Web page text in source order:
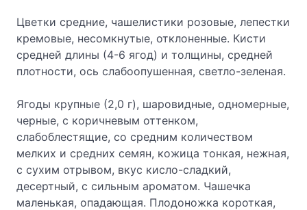
Цветки средние, чашелистики розовые, лепестки
кремовые, несомкнутые, отклоненные. Кисти
средней длины (4-6 ягод) и толщины, средней
плотности, ось слабоопушенная, светло-зеленая.
Ягоды крупные (2,0 г), шаровидные, одномерные,
черные, с коричневым оттенком,
слабоблестящие, со средним количеством
мелких и средних семян, кожица тонкая, нежная,
с сухим отрывом, вкус кисло-сладкий,
десертный, с сильным ароматом. Чашечка
маленькая, опадающая. Плодоножка короткая,